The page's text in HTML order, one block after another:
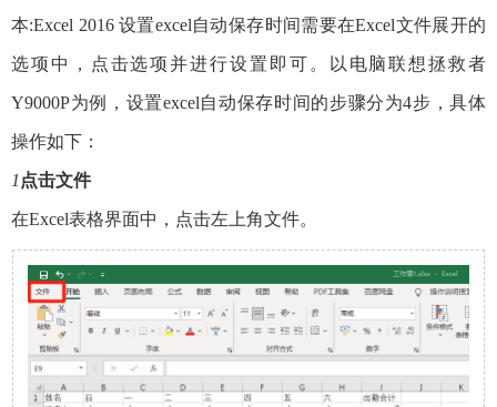
本:Excel 2016 设置excel自动保存时间需要在Excel文件展开的
选项中，点击选项并进行设置即可。以电脑联想拯救者
Y9000P为例，设置excel自动保存时间的步骤分为4步，具体
操作如下：
1 点击文件
在Excel表格界面中，点击左上角文件。